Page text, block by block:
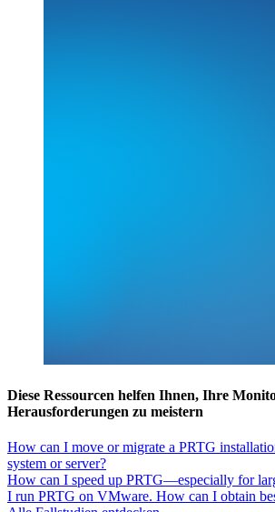
Diese Ressourcen helfen Ihnen, Ihre
Herausforderungen zu meistern
How can I move or migrate a PRTG
system or server?
How can I speed up PRTG—especially for
I run PRTG on VMware. How can I obtain